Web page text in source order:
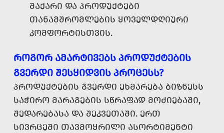
ᲨᲐᲥᲐᲠᲘ ᲓᲐ ᲞᲠᲝᲓᲣᲥᲢᲔᲑᲘ
ᲗᲐᲜᲐᲛᲨᲠᲝᲛᲚᲔᲑᲘᲡ ᲧᲝᲕᲔᲚᲓᲦᲘᲣᲠᲘ
ᲙᲝᲛᲤᲝᲠᲢᲘᲡᲗᲕᲘᲡ.
ᲠᲝᲒᲝᲠ ᲐᲛᲐᲠᲢᲘᲕᲔᲑᲡ ᲞᲠᲝᲓᲣᲥᲢᲔᲑᲘᲡ
ᲒᲕᲔᲠᲓᲘ ᲨᲔᲡᲧᲘᲓᲕᲘᲡ ᲞᲠᲝᲪᲔᲡᲡ?
ᲞᲠᲝᲓᲣᲥᲢᲔᲑᲘᲡ ᲒᲕᲔᲠᲓᲘ ᲔᲮᲛᲐᲠᲔᲑᲐ ᲑᲘᲖᲜᲔᲡᲡ
ᲡᲐᲭᲘᲠᲝ ᲛᲐᲠᲐᲒᲔᲑᲘᲡ ᲡᲬᲠᲐᲤᲐᲓ ᲛᲝᲫᲘᲔᲑᲐᲨᲘ,
ᲨᲔᲓᲐᲠᲔᲑᲐᲡᲐ ᲓᲐ ᲨᲔᲙᲕᲔᲗᲐᲨᲘ. ᲔᲠᲗ
ᲡᲘᲕᲠᲪᲔᲨᲘ ᲗᲐᲕᲛᲝᲧᲠᲘᲚᲘ ᲐᲡᲝᲠᲢᲘᲛᲔᲜᲢᲘ